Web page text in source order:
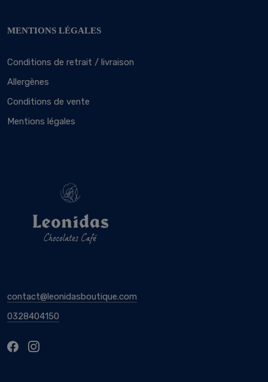
MENTIONS LÉGALES
Conditions de retrait / livraison
Allergènes
Conditions de vente
Mentions légales
contact@leonidasboutique.com
0328404150